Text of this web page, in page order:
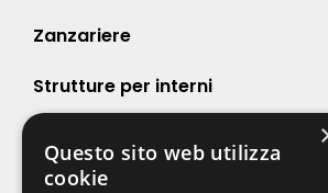
Zanzariere
Strutture per interni
Questo sito web utilizza
cookie